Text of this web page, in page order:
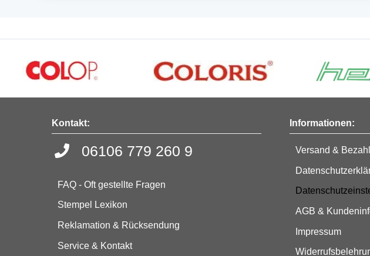
Kontakt:
06106 779 260 9
FAQ - Oft gestellte Fragen
Stempel Lexikon
Reklamation & Rücksendung
Service & Kontakt
Informationen:
Versand &
AGB &
Impressum